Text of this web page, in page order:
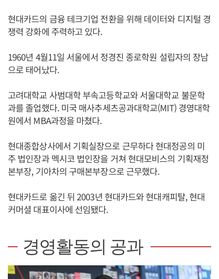
현대카드의 금융 테크기업 전환을 위해 데이터와 디지털 경
쟁력 강화에 주력하고 있다.
1960년 4월11일 서울에서 정경진 종로학원 설립자의 장남
으로 태어났다.
고려대학교 사범대학 부속고등학교와 서울대학교 불문학
과를 졸업했다. 미국 매사추세츠공과대학교(MIT) 경영대학
원에서 MBA과정을 마쳤다.
현대종합상사에서 기획실장으로 근무하다 현대정공의 미
주 법인장과 멕시코 법인장을 거쳐 현대모비스의 기획재정
본부장, 기아차의 구매본부장으로 근무했다.
현대카드로 옮긴 뒤 2003년 현대카드와 현대캐피탈, 현대
커머셜 대표이사에 선임됐다.
경영활동의 공과